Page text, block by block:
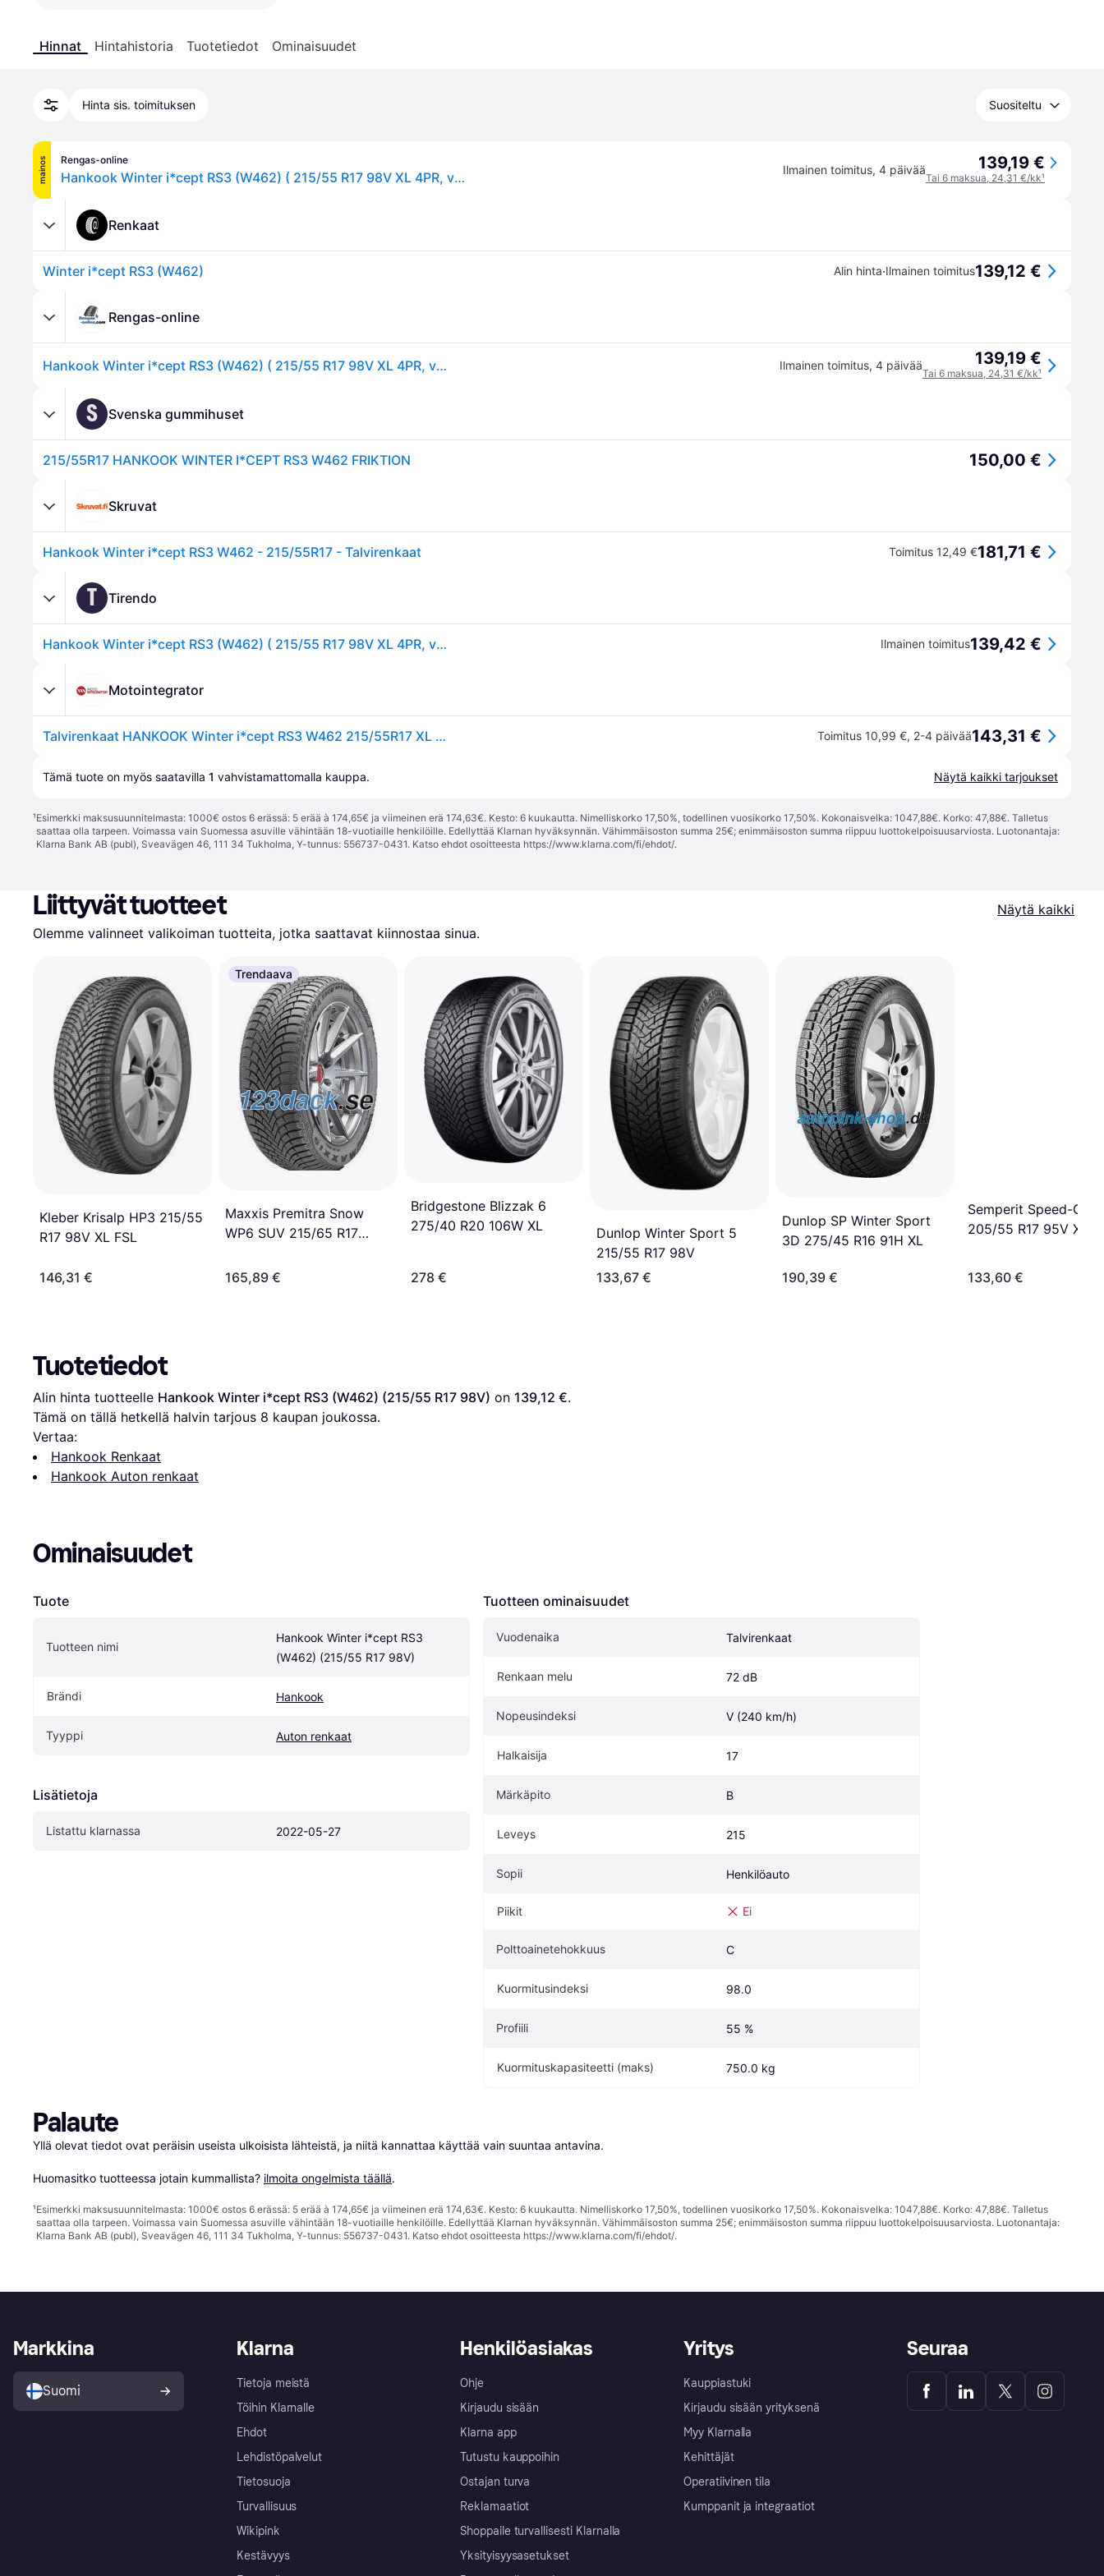
Hinnat Hintahistoria Tuotetiedot Ominaisuudet
Hinta sis. toimituksen Suositeltu
mainos Rengas-online
Hankook Winter i*cept RS3 (W462) ( 215/55 R17 98V XL 4PR, vannesuojalla (MFS) SBL ) Ilmainen toimitus, 4 päivää 139,19 €
Tai 6 maksua, 24,31 €/kk¹
Renkaat
Winter i*cept RS3 (W462) Alin hinta·Ilmainen toimitus139,12 €
Rengas-online
Hankook Winter i*cept RS3 (W462) ( 215/55 R17 98V XL 4PR, vannesuojalla (MFS) SBL ) Ilmainen toimitus, 4 päivää 139,19 €
Tai 6 maksua, 24,31 €/kk¹
S Svenska gummihuset
215/55R17 HANKOOK WINTER I*CEPT RS3 W462 FRIKTION 150,00 €
Skruvat
Hankook Winter i*cept RS3 W462 - 215/55R17 - Talvirenkaat Toimitus 12,49 €181,71 €
T Tirendo
Hankook Winter i*cept RS3 (W462) ( 215/55 R17 98V XL 4PR, vannesuojalla (MFS) SBL ) Ilmainen toimitus139,42 €
Motointegrator
Talvirenkaat HANKOOK Winter i*cept RS3 W462 215/55R17 XL 98V Toimitus 10,99 €, 2-4 päivää143,31 €
Tämä tuote on myös saatavilla 1 vahvistamattomalla kauppa. Näytä kaikki tarjoukset
¹Esimerkki maksusuunnitelmasta: 1000€ ostos 6 erässä: 5 erää à 174,65€ ja viimeinen erä 174,63€. Kesto: 6 kuukautta. Nimelliskorko 17,50%, todellinen vuosikorko 17,50%. Kokonaisvelka: 1047,88€. Korko: 47,88€. Talletus
saattaa olla tarpeen. Voimassa vain Suomessa asuville vähintään 18-vuotiaille henkilöille. Edellyttää Klarnan hyväksynnän. Vähimmäisoston summa 25€; enimmäisoston summa riippuu luottokelpoisuusarviosta. Luotonantaja:
Klarna Bank AB (publ), Sveavägen 46, 111 34 Tukholma, Y-tunnus: 556737-0431. Katso ehdot osoitteesta https://www.klarna.com/fi/ehdot/.
Liittyvät tuotteet
Näytä kaikki
Olemme valinneet valikoiman tuotteita, jotka saattavat kiinnostaa sinua.
Kleber Krisalp HP3 215/55
R17 98V XL FSL
146,31 €
Trendaava
Maxxis Premitra Snow
WP6 SUV 215/65 R17
165,89 €
Bridgestone Blizzak 6
275/40 R20 106W XL
278 €
Dunlop Winter Sport 5
215/55 R17 98V
133,67 €
Dunlop SP Winter Sport
3D 275/45 R16 91H XL
190,39 €
Semperit Speed-Grip
205/55 R17 95V XL
133,60 €
Tuotetiedot
Alin hinta tuotteelle Hankook Winter i*cept RS3 (W462) (215/55 R17 98V) on 139,12 €.
Tämä on tällä hetkellä halvin tarjous 8 kaupan joukossa.
Vertaa:
Hankook Renkaat
Hankook Auton renkaat
Ominaisuudet
Tuote
Tuotteen nimi
Hankook Winter i*cept RS3
(W462) (215/55 R17 98V)
Brändi Hankook
Tyyppi Auton renkaat
Lisätietoja
Listattu klarnassa 2022-05-27
Tuotteen ominaisuudet
Vuodenaika Talvirenkaat
Renkaan melu 72 dB
Nopeusindeksi V (240 km/h)
Halkaisija 17
Märkäpito B
Leveys 215
Sopii Henkilöauto
Piikit Ei
Polttoainetehokkuus C
Kuormitusindeksi 98.0
Profiili 55 %
Kuormituskapasiteetti (maks) 750.0 kg
Palaute
Yllä olevat tiedot ovat peräisin useista ulkoisista lähteistä, ja niitä kannattaa käyttää vain suuntaa antavina.
Huomasitko tuotteessa jotain kummallista? ilmoita ongelmista täällä.
¹Esimerkki maksusuunnitelmasta: 1000€ ostos 6 erässä: 5 erää à 174,65€ ja viimeinen erä 174,63€. Kesto: 6 kuukautta. Nimelliskorko 17,50%, todellinen vuosikorko 17,50%. Kokonaisvelka: 1047,88€. Korko: 47,88€. Talletus
saattaa olla tarpeen. Voimassa vain Suomessa asuville vähintään 18-vuotiaille henkilöille. Edellyttää Klarnan hyväksynnän. Vähimmäisoston summa 25€; enimmäisoston summa riippuu luottokelpoisuusarviosta. Luotonantaja:
Klarna Bank AB (publ), Sveavägen 46, 111 34 Tukholma, Y-tunnus: 556737-0431. Katso ehdot osoitteesta https://www.klarna.com/fi/ehdot/.
Klarna
Tietoja meistä
Töihin Klarnalle
Ehdot
Lehdistöpalvelut
Tietosuoja
Turvallisuus
Wikipink
Kestävyys
Henkilöasiakas
Ohje
Kirjaudu sisään
Klarna app
Tutustu kauppoihin
Ostajan turva
Reklamaatiot
Shoppaile turvallisesti Klarnalla
Yksityisyysasetukset
Yritys
Kauppiastuki
Kirjaudu sisään yrityksenä
Myy Klarnalla
Kehittäjät
Operatiivinen tila
Kumppanit ja integraatiot
Markkina
Suomi
Seuraa